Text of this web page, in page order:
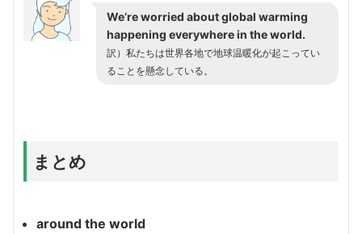
We’re worried about global warming
happening everywhere in the world.
訳）私たちは世界各地で地球温暖化が起こってい
ることを懸念している。
まとめ
around the world